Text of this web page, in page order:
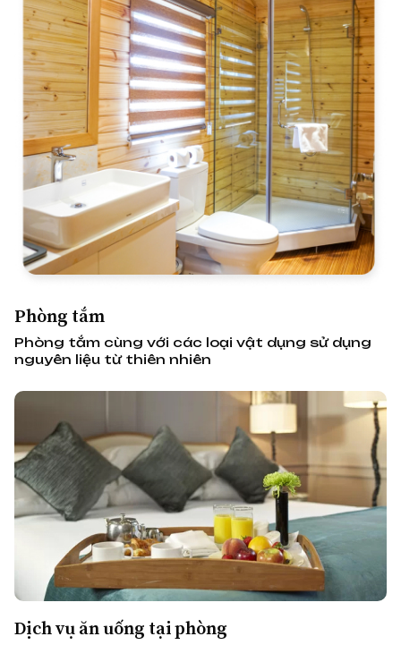
Phòng tắm
Phòng tắm cùng với các loại vật dụng sử dụng
nguyên liệu từ thiên nhiên
Dịch vụ ăn uống tại phòng